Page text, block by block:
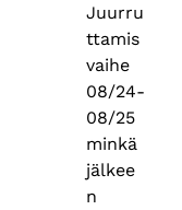
Juurru
ttamis
vaihe
08/24-
08/25
minkä
jälkee
n